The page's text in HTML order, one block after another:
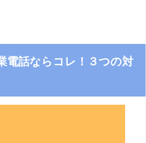
電話ならコレ！３つの対